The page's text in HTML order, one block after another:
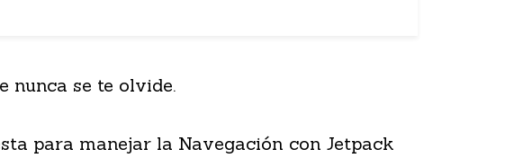
nunca se te olvide.
para manejar la Navegación con Jetpack